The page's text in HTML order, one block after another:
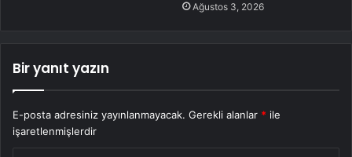
Ağustos 3, 2026
Bir yanıt yazın
E-posta adresiniz yayınlanmayacak. Gerekli alanlar * ile
işaretlenmişlerdir